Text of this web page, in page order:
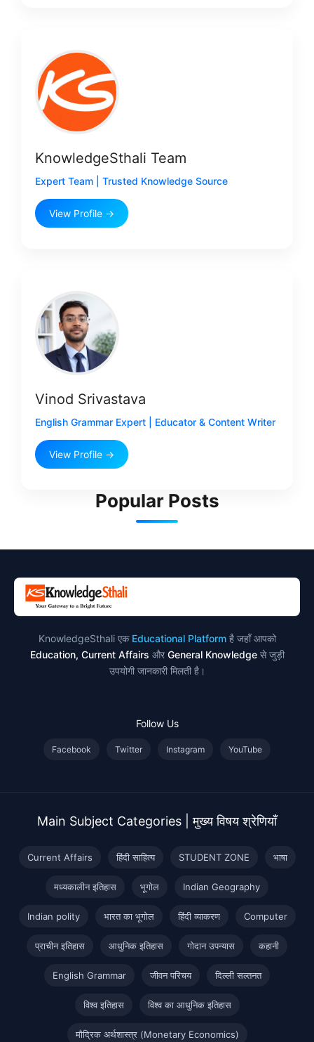
KnowledgeSthali Team
Expert Team | Trusted Knowledge Source
View Profile →
Vinod Srivastava
English Grammar Expert | Educator & Content Writer
View Profile →
Popular Posts
KnowledgeSthali एक Educational Platformहै जहाँ आपको
Education, Current Affairs और General Knowledgeसे जुड़ी
उपयोगी जानकारी मिलती है।
Follow Us
Facebook Twitter Instagram YouTube
Main Subject Categories | मुख्य विषय श्रेणियाँ
Current Affairs हिंदी साहित्य STUDENT ZONE भाषा
मध्यकालीन इतिहास भूगोल Indian Geography
Indian polity भारत का भूगोल हिंदी व्याकरण Computer
प्राचीन इतिहास आधुनिक इतिहास गोदान उपन्यास कहानी
English Grammar जीवन परिचय दिल्ली सल्तनत
विश्व इतिहास विश्व का आधुनिक इतिहास
मौद्रिक अर्थशास्त्र (Monetary Economics)